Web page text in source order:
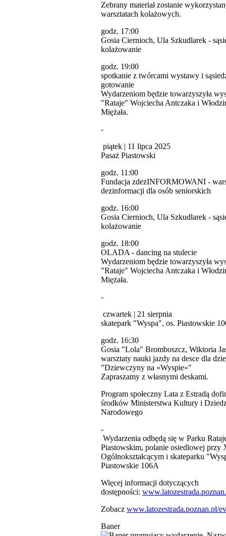
Zebrany materiał zostanie
warsztatach kolażowych.
godz. 17:00
Gosia Ciernioch, Ula Szkudlarek -
kolażowanie
godz. 19:00
spotkanie z twórcami wystawy i
gotowanie
Wydarzeniom będzie towarzyszyła
"Rataje" Wojciecha Antczaka i
Miężała.
-
piątek | 11 lipca 2025
Pasaż Piastowski
godz. 11:00
Fundacja zdezINFORMOWANI -
dezinformacji dla osób seniorskich
godz. 16:00
Gosia Ciernioch, Ula Szkudlarek -
kolażowanie
godz. 18:00
OLADA - dancing na stulecie
Wydarzeniom będzie towarzyszyła
"Rataje" Wojciecha Antczaka i
Miężała.
-
czwartek | 21 sierpnia
skatepark "Wyspa", os. Piastowskie
godz. 16:30
Gosia "Lola" Bromboszcz, Wiktoria
warsztaty nauki jazdy na desce dla
"Dziewczyny na «Wyspie»"
Zapraszamy z własnymi deskami.
Program społeczny Lata z Estradą
środków Ministerstwa Kultury i
Narodowego
-
Wydarzenia odbędą się w Parku
Piastowskim, polanie osiedlowej przy
Ogólnokształcącym i skateparku
Piastowskie 106A
Więcej informacji dotyczących
dostępności:
Zobacz www.latozestrada.poznan.pl/
Baner